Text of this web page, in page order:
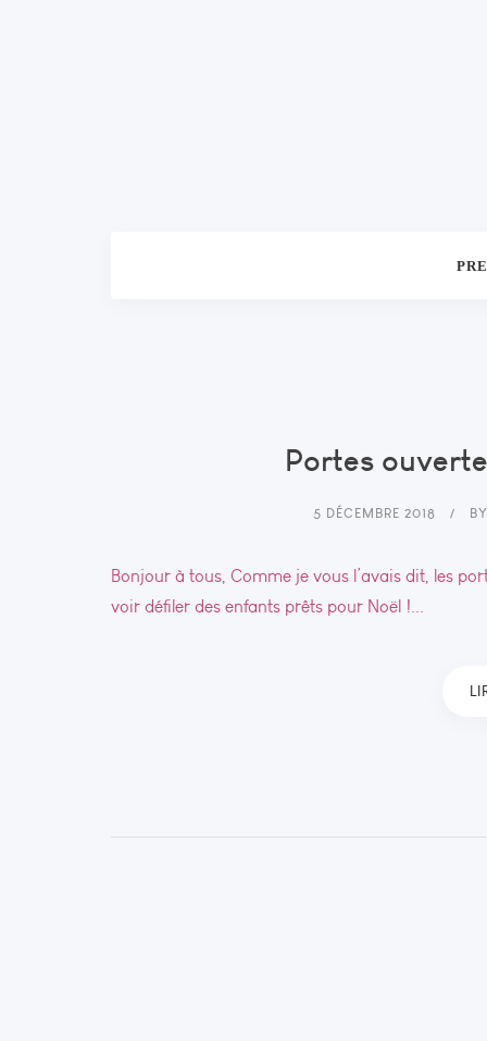
Portes
5 DÉCEMBRE 2018
Bonjour à tous, Comme je vous l’avais dit, les
voir défiler des enfants prêts pour Noël !...